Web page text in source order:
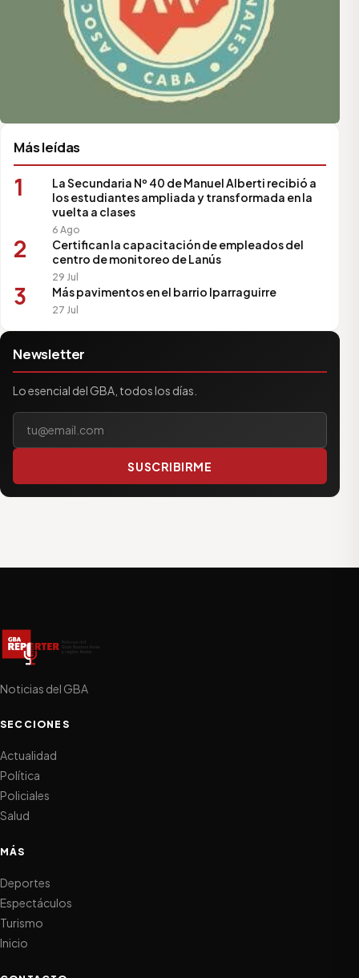
Más leídas
1
La Secundaria Nº 40 de Manuel Alberti recibió a
los estudiantes ampliada y transformada en la
vuelta a clases
6 Ago
2
Certifican la capacitación de empleados del
centro de monitoreo de Lanús
29 Jul
3 Más pavimentos en el barrio Iparraguirre
27 Jul
Newsletter
Lo esencial del GBA, todos los días.
Tu correo electrónico
SUSCRIBIRME
Noticias del GBA
SECCIONES
Actualidad
Política
Policiales
Salud
MÁS
Deportes
Espectáculos
Turismo
Inicio